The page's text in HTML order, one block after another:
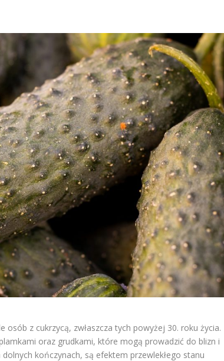
z cukrzycą, zwłaszcza tych powyżej 30. roku życia.
oraz grudkami, które mogą prowadzić do blizn i
kończynach, są efektem przewlekłego stanu